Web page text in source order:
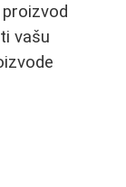
vašu